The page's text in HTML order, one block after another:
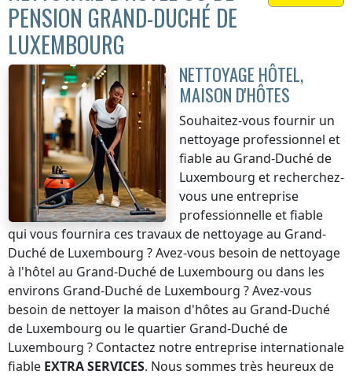
PENSION GRAND-DUCHÉ DE
LUXEMBOURG
NETTOYAGE HÔTEL,
MAISON D'HÔTES
Souhaitez-vous fournir un
nettoyage professionnel et
fiableau Grand-Duché de
Luxembourg et recherchez-
vous une entreprise
professionnelle et fiable
qui vous fournira ces travaux de nettoyageau Grand-
Duché de Luxembourg ? Avez-vous besoin de nettoyage
à l'hôtel au Grand-Duché de Luxembourg ou dans les
environs Grand-Duché de Luxembourg ? Avez-vous
besoin de nettoyer la maison d'hôtes au Grand-Duché
de Luxembourg ou le quartier Grand-Duché de
Luxembourg ? Contactez notre entreprise internationale
fiable EXTRA SERVICES. Nous sommes très heureux de